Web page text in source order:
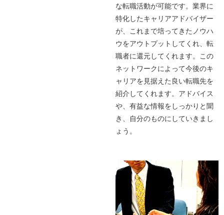
な転職活動が可能です。業界に
特化したキャリアアドバイザー
が、これまで培ってきたノウハ
ウをアウトプットしてくれ、転
職者に還元してくれます。この
ネットワークによって今後のキ
ャリアを見据えた良い転職先を
紹介してくれます。アドバイス
や、有益な情報をしっかりと聞
き、自分のものにしていきまし
ょう。